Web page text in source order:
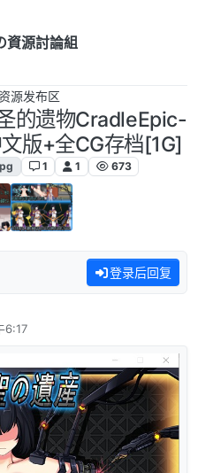
資源討論組
源发布区
的遗物CradleEpic-
版+全CG存档[1G]
1 1 673
登录后回复
6:17